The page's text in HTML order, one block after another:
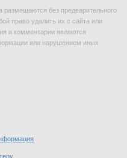
без предварительного
право удалить их с сайта или
и комментарии являются
или нарушением иных